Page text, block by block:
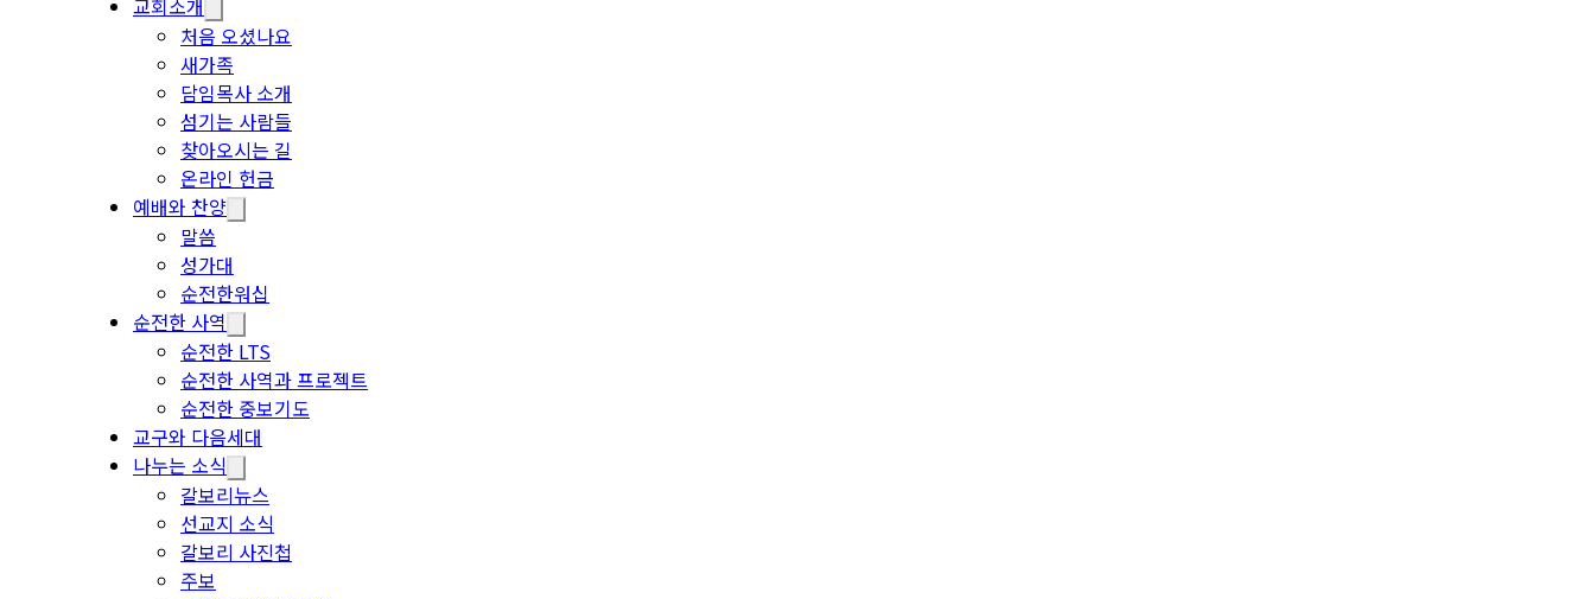
교회소개
처음 오셨나요
새가족
담임목사 소개
섬기는 사람들
찾아오시는 길
온라인 헌금
예배와 찬양
말씀
성가대
순전한워십
순전한 사역
순전한 LTS
순전한 사역과 프로젝트
순전한 중보기도
교구와 다음세대
나누는 소식
갈보리뉴스
선교지 소식
갈보리 사진첩
주보